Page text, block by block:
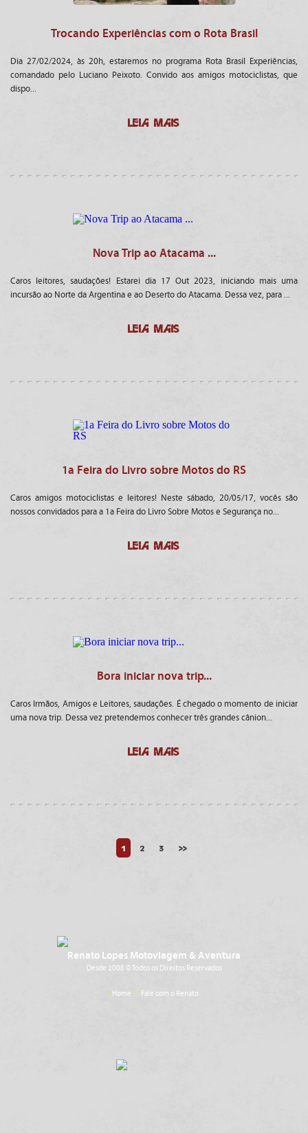
Trocando Experiências com o Rota Brasil
Dia 27/02/2024, às 20h, estaremos no programa Rota Brasil Experiências,
comandado pelo Luciano Peixoto. Convido aos amigos motociclistas, que
dispo...
LEIA MAIS
Nova Trip ao Atacama ...
Caros leitores, saudações! Estarei dia 17 Out 2023, iniciando mais uma
incursão ao Norte da Argentina e ao Deserto do Atacama. Dessa vez, para ...
LEIA MAIS
1a Feira do Livro sobre Motos do RS
Caros amigos motociclistas e leitores! Neste sábado, 20/05/17, vocês são
nossos convidados para a 1a Feira do Livro Sobre Motos e Segurança no...
LEIA MAIS
Bora iniciar nova trip...
Caros Irmãos, Amigos e Leitores, saudações. É chegado o momento de iniciar
uma nova trip. Dessa vez pretendemos conhecer três grandes cânion...
LEIA MAIS
1 2 3 >>
Renato Lopes Motoviagem & Aventura
Desde 2008 © Todos os Direitos Reservados
/ Home / Fale com o Renato